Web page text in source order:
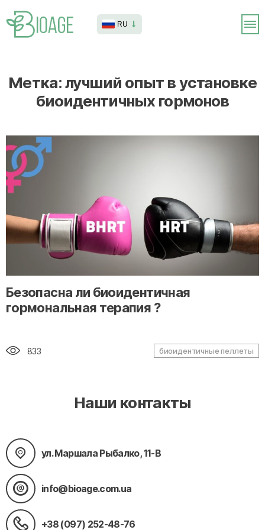
RU
Метка:лучший опыт в установке
биоидентичных гормонов
" alt="loading" class="img-responsive"/>
Безопасна ли биоидентичная
гормональная терапия ?
833 биоидентичные пеллеты
Наши контакты
ул. Маршала Рыбалко, 11-В
info@bioage.com.ua
+38 (097) 252-48-76